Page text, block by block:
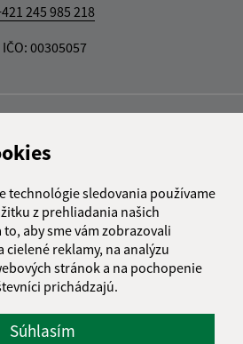
technológie sledovania používame
z prehliadania našich
aby sme vám zobrazovali
reklamy, na analýzu
stránok a na pochopenie
prichádzajú.
Súhlasím
245 985 218
IČO: 00305057